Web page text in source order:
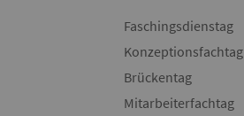
Faschingsdienstag
Konzeptionsfachtag
Brückentag
Mitarbeiterfachtag